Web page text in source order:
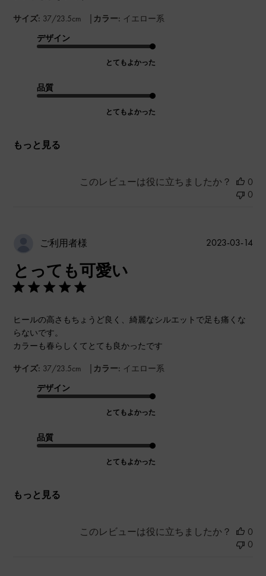
サイズ: 37/23.5cm | カラー: イエロー系
デザイン
とてもよかった
品質
とてもよかった
もっと見る
このレビューは役に立ちましたか？
0
0
ご利用者様
とっても可愛い
ヒールの高さもちょうど良く、綺麗なシルエットで足も痛くな
らないです。
カラーも春らしくてとても良かったです
サイズ: 37/23.5cm | カラー: イエロー系
デザイン
とてもよかった
品質
とてもよかった
もっと見る
公
2023-03-14
このレビューは役に立ちましたか？
0
0